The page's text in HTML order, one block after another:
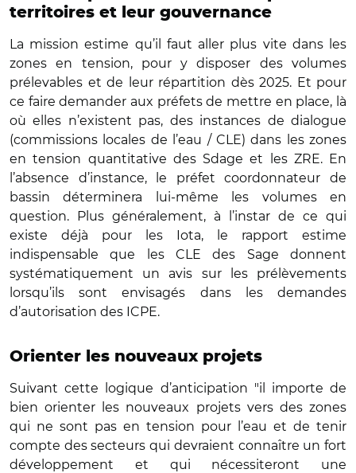
territoires et leur gouvernance
La mission estime qu’il faut aller plus vite dans les
zones en tension, pour y disposer des volumes
prélevables et de leur répartition dès 2025. Et pour
ce faire demander aux préfets de mettre en place, là
où elles n’existent pas, des instances de dialogue
(commissions locales de l’eau / CLE) dans les zones
en tension quantitative des Sdage et les ZRE. En
l’absence d’instance, le préfet coordonnateur de
bassin déterminera lui-même les volumes en
question. Plus généralement, à l’instar de ce qui
existe déjà pour les Iota, le rapport estime
indispensable que les CLE des Sage donnent
systématiquement un avis sur les prélèvements
lorsqu’ils sont envisagés dans les demandes
d’autorisation des ICPE.
Orienter les nouveaux projets
Suivant cette logique d’anticipation "il importe de
bien orienter les nouveaux projets vers des zones
qui ne sont pas en tension pour l’eau et de tenir
compte des secteurs qui devraient connaître un fort
développement et qui nécessiteront une